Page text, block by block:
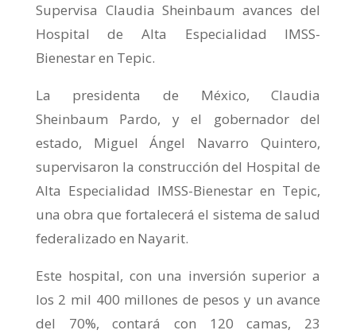
Supervisa Claudia Sheinbaum avances del
Hospital de Alta Especialidad IMSS-
Bienestar en Tepic.
La presidenta de México, Claudia
Sheinbaum Pardo, y el gobernador del
estado, Miguel Ángel Navarro Quintero,
supervisaron la construcción del Hospital de
Alta Especialidad IMSS-Bienestar en Tepic,
una obra que fortalecerá el sistema de salud
federalizado en Nayarit.
Este hospital, con una inversión superior a
los 2 mil 400 millones de pesos y un avance
del 70%, contará con 120 camas, 23